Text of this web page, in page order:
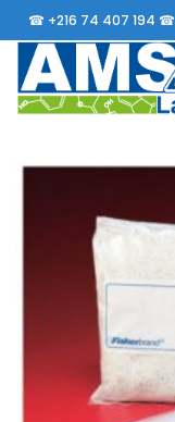
Passer
au
contenu
☎ +216 74 407 194 ☎